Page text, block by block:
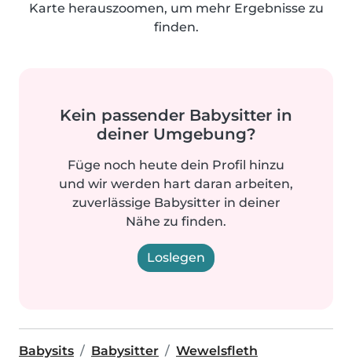
Karte herauszoomen, um mehr Ergebnisse zu
finden.
Kein passender Babysitter in
deiner Umgebung?
Füge noch heute dein Profil hinzu
und wir werden hart daran arbeiten,
zuverlässige Babysitter in deiner
Nähe zu finden.
Loslegen
Babysits Babysitter Wewelsfleth